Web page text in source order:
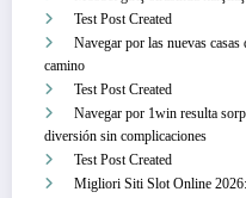
Test Post Created
Navegar por las nuevas casas
camino
Test Post Created
Navegar por 1win resulta
diversión sin complicaciones
Test Post Created
Migliori Siti Slot Online